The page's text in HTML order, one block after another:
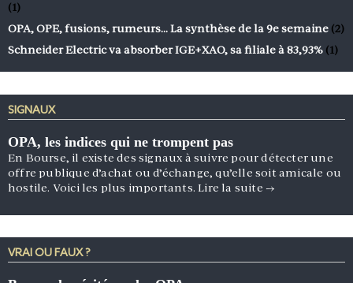
(1)
OPA, OPE, fusions, rumeurs… La synthèse de la 9e semaine (2)
Schneider Electric va absorber IGE+XAO, sa filiale à 83,93% (1)
SIGNAUX
OPA, les indices qui ne trompent pas
En Bourse, il existe des signaux à suivre pour détecter une
offre publique d’achat ou d’échange, qu’elle soit amicale ou
hostile. Voici les plus importants.Lire la suite →
VRAI OU FAUX ?